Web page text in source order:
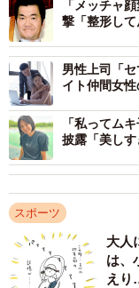
「メッチャ
撃「整形して
男性上司「
イト仲間女
「私ってム
披露「美しす
スポーツ
大人
は、
え